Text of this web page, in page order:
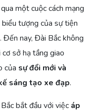
một cuộc cách mạng
tượng của sự tiện
. Đến nay, Đài Bắc không
sở hạ tầng giao
của sự đổi mới và
sáng tạo xe đạp.
bắt đầu với việc áp